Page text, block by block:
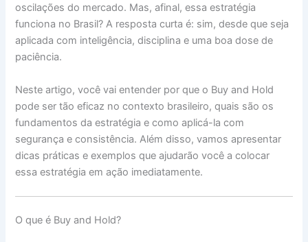
oscilações do mercado. Mas, afinal, essa estratégia
funciona no Brasil? A resposta curta é: sim, desde que seja
aplicada com inteligência, disciplina e uma boa dose de
paciência.
Neste artigo, você vai entender por que o Buy and Hold
pode ser tão eficaz no contexto brasileiro, quais são os
fundamentos da estratégia e como aplicá-la com
segurança e consistência. Além disso, vamos apresentar
dicas práticas e exemplos que ajudarão você a colocar
essa estratégia em ação imediatamente.
O que é Buy and Hold?